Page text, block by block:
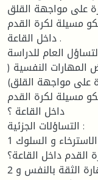
على مواجهة القلق
مسيلة لكرة القدم
داخل القاعة .
العام للدراسة :
المهارات النفسية (
على مواجهة القلق)
مسيلة لكرة القدم
داخل القاعة ؟
التساؤلات الجزئية :
1 ـ هل توجد علاقة ارتباطية بين مهارة الاسترخاء و السلوك
القدم داخل القاعة؟
2 ـ هل توجد علاقة ارتباطية بين مهارة الثقة بالنفس و